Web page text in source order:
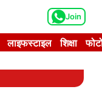
Join
लाइफस्टाइल शिक्षा